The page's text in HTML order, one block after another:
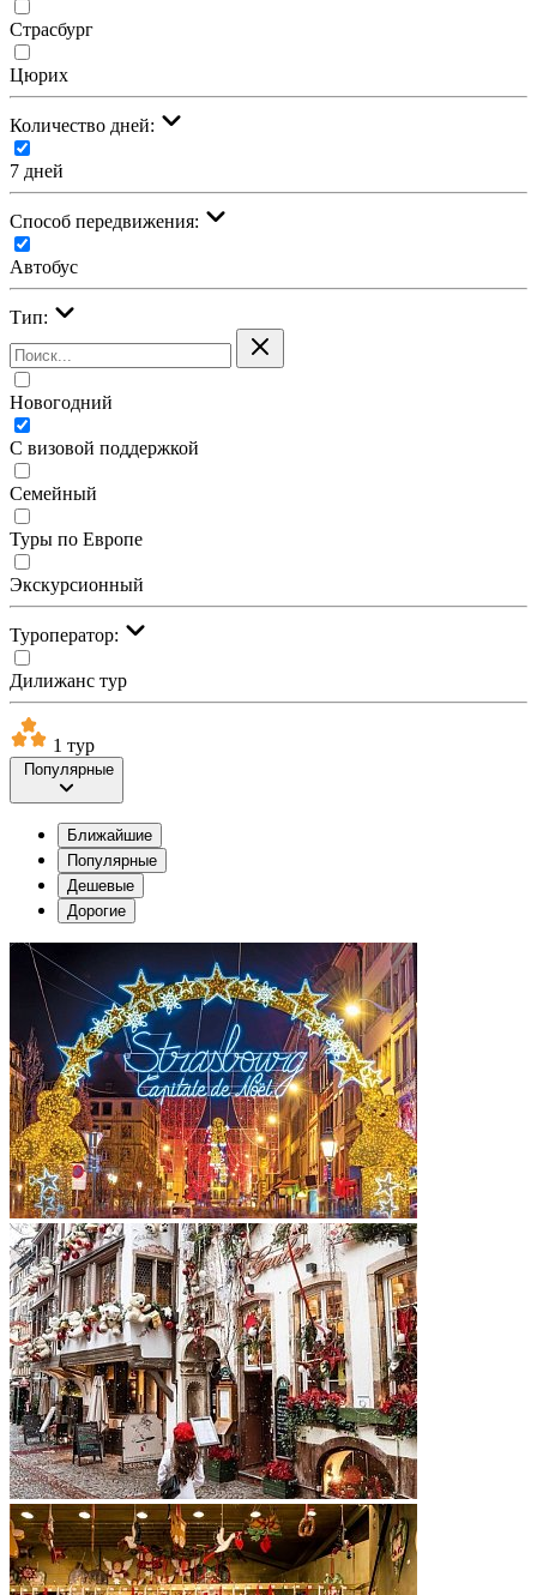
Страсбург
Цюрих
Количество дней:
7 дней
Cпособ передвижения:
Автобус
Тип:
Новогодний
С визовой поддержкой
Семейный
Туры по Европе
Экскурсионный
Туроператор:
Дилижанс тур
1 тур
Популярные
Ближайшие
Популярные
Дешевые
Дорогие